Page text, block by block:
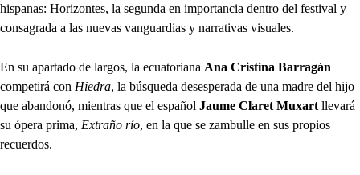
hispanas: Horizontes, la segunda en importancia dentro del festival y
consagrada a las nuevas vanguardias y narrativas visuales.
En su apartado de largos, la ecuatoriana Ana Cristina Barragán
competirá con Hiedra, la búsqueda desesperada de una madre del hijo
que abandonó, mientras que el español Jaume Claret Muxart llevará
su ópera prima, Extraño río, en la que se zambulle en sus propios
recuerdos.